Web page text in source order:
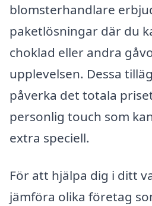
blomsterhandlare
paketlösningar där du
choklad eller andra
upplevelsen. Dessa
påverka det totala
personlig touch som
extra speciell.
För att hjälpa dig i ditt
jämföra olika företag